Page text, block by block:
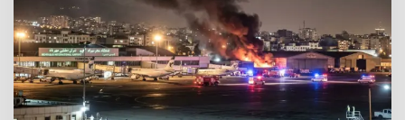
a
n
A
S
D
n